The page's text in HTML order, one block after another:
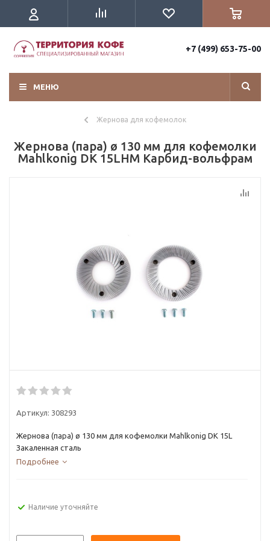
+7 (499) 653-75-00
МЕНЮ
Жернова для кофемолок
Жернова (пара) ø 130 мм для кофемолки
Mahlkonig DK 15LHM Карбид-вольфрам
Артикул: 308293
Жернова (пара) ø 130 мм для кофемолки Mahlkonig DK 15L
Закаленная сталь
Подробнее
Наличие уточняйте